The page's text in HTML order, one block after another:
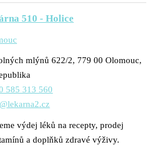
510 - Holice
mlýnů 622/2, 779 00 Olomouc,
585 313 560
výdej léků na recepty, prodej
a doplňků zdravé výživy.